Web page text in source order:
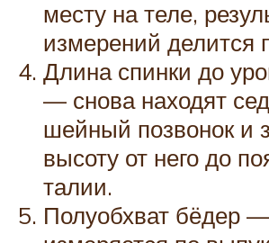
месту на теле,
измерений делится
Длина спинки до
— снова находят
шейный позвонок и
высоту от него до
талии.
Полуобхват бёдер —